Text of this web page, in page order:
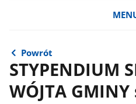
Powrót
STYPENDIUM
WÓJTA GMINY